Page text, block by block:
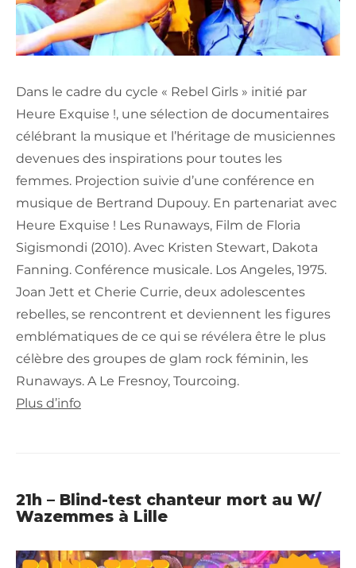
Dans le cadre du cycle « Rebel Girls » initié par
Heure Exquise !, une sélection de documentaires
célébrant la musique et l’héritage de musiciennes
devenues des inspirations pour toutes les
femmes. Projection suivie d’une conférence en
musique de Bertrand Dupouy. En partenariat avec
Heure Exquise ! Les Runaways, Film de Floria
Sigismondi (2010). Avec Kristen Stewart, Dakota
Fanning. Conférence musicale. Los Angeles, 1975.
Joan Jett et Cherie Currie, deux adolescentes
rebelles, se rencontrent et deviennent les figures
emblématiques de ce qui se révélera être le plus
célèbre des groupes de glam rock féminin, les
Runaways. A Le Fresnoy, Tourcoing.
Plus d’info
21h – Blind-test chanteur mort au W/
Wazemmes à Lille